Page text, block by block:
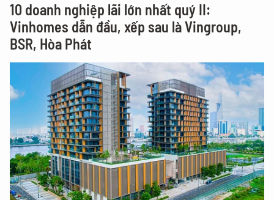
10 doanh nghiệp lãi lớn nhất quý II:
Vinhomes dẫn đầu, xếp sau là Vingroup,
BSR, Hòa Phát